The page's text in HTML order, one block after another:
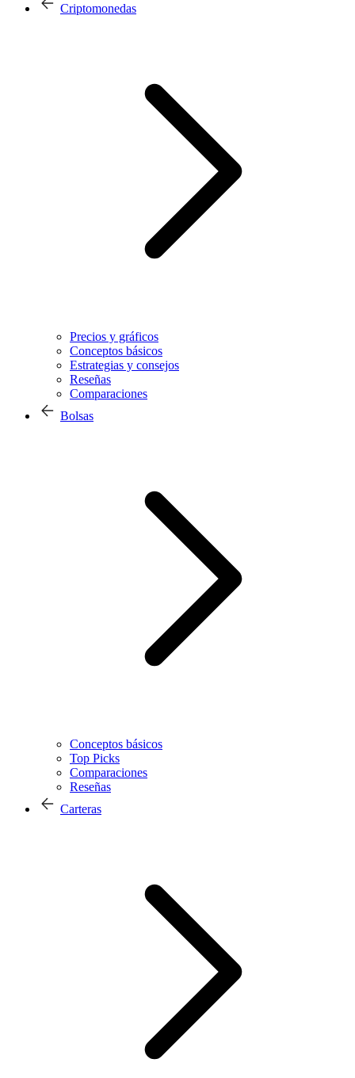
Criptomonedas
Precios y gráficos
Conceptos básicos
Estrategias y consejos
Reseñas
Comparaciones
Bolsas
Conceptos básicos
Top Picks
Comparaciones
Reseñas
Carteras